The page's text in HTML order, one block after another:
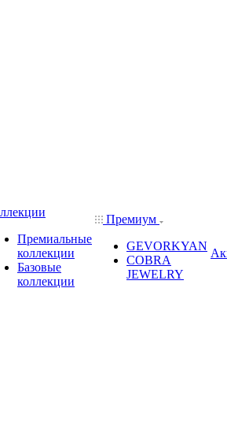
Премиальные
коллекции
Базовые
коллекции
Премиум
GEVORKYAN
COBRA
JEWELRY